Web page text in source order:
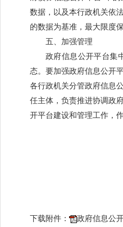
数据，以及本行政机关依
的数据为基准，最大限度
五、加强管理
政府信息公开平台集
态。要加强政府信息公开
各行政机关分管政府信息
任主体，负责推进协调政
开平台建设和管理工作，
下载附件： 政府信息公